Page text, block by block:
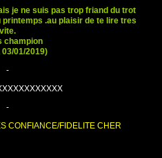
je ne suis pas trop friand du trot
.au plaisir de te lire tres
vite.
champion
03/01/2019)
-
-
CONFIANCE/FIDELITE CHER